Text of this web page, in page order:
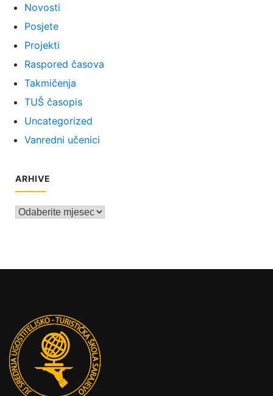
Novosti
Posjete
Projekti
Raspored časova
Takmičenja
TUŠ časopis
Uncategorized
Vanredni učenici
ARHIVE